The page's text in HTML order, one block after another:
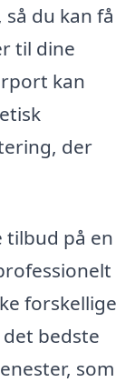
du kan få
til dine
kan
der
tilbud på en
forskellige
bedste
som